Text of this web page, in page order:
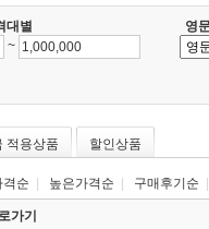
대별
영
~
적용상품 할인상품
격순 높은가격순 구매후기순
가기